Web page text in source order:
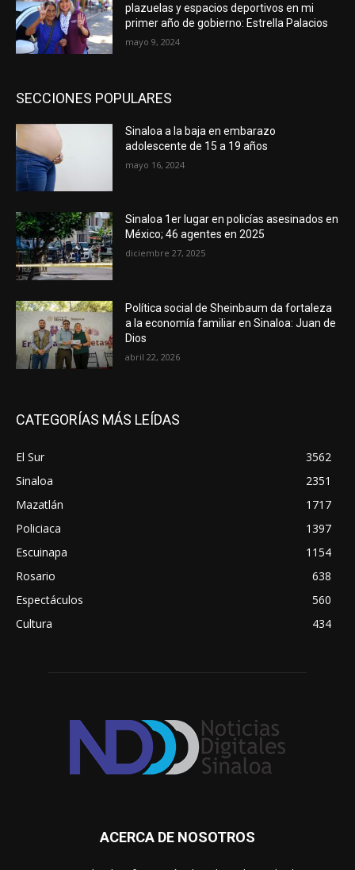
plazuelas y espacios deportivos en mi
primer año de gobierno: Estrella Palacios
mayo 9, 2024
SECCIONES POPULARES
Sinaloa a la baja en embarazo
adolescente de 15 a 19 años
mayo 16, 2024
Sinaloa 1er lugar en policías asesinados en
México; 46 agentes en 2025
diciembre 27, 2025
Política social de Sheinbaum da fortaleza
a la economía familiar en Sinaloa: Juan de
Dios
abril 22, 2026
CATEGORÍAS MÁS LEÍDAS
El Sur
3562
Sinaloa
2351
Mazatlán
1717
Policiaca
1397
Escuinapa
1154
Rosario
638
Espectáculos
560
Cultura
434
ACERCA DE NOSOTROS